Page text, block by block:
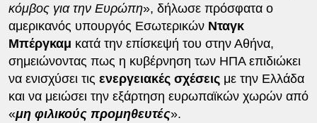
κόμβος για την Ευρώπη», δήλωσε πρόσφατα ο
αμερικανός υπουργός Εσωτερικών Νταγκ
Μπέργκαμ κατά την επίσκεψή του στην Αθήνα,
σημειώνοντας πως η κυβέρνηση των ΗΠΑ επιδιώκει
να ενισχύσει τις ενεργειακές σχέσεις με την Ελλάδα
και να μειώσει την εξάρτηση ευρωπαϊκών χωρών από
«μη φιλικούς προμηθευτές».